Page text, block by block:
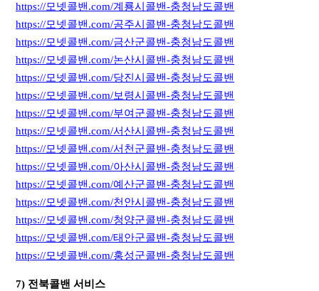
https://모넷콜밴.com/계룡시콜밴-충청남도콜밴
https://모넷콜밴.com/공주시콜밴-충청남도콜밴
https://모넷콜밴.com/금산군콜밴-충청남도콜밴
https://모넷콜밴.com/논산시콜밴-충청남도콜밴
https://모넷콜밴.com/당진시콜밴-충청남도콜밴
https://모넷콜밴.com/보령시콜밴-충청남도콜밴
https://모넷콜밴.com/부여군콜밴-충청남도콜밴
https://모넷콜밴.com/서산시콜밴-충청남도콜밴
https://모넷콜밴.com/서천군콜밴-충청남도콜밴
https://모넷콜밴.com/아산시콜밴-충청남도콜밴
https://모넷콜밴.com/예산군콜밴-충청남도콜밴
https://모넷콜밴.com/천안시콜밴-충청남도콜밴
https://모넷콜밴.com/청양군콜밴-충청남도콜밴
https://모넷콜밴.com/태안군콜밴-충청남도콜밴
https://모넷콜밴.com/홍성군콜밴-충청남도콜밴
7) 전북콜밴 서비스